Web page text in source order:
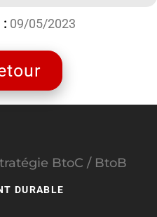
09/05/2023
BtoC / BtoB
DURABLE